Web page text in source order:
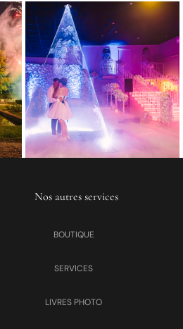
Nos autres services
BOUTIQUE
SERVICES
LIVRES PHOTO